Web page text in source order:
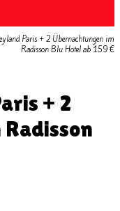
Paris + 2 Übernachtungen im
Radisson Blu Hotel ab 159 €
+ 2